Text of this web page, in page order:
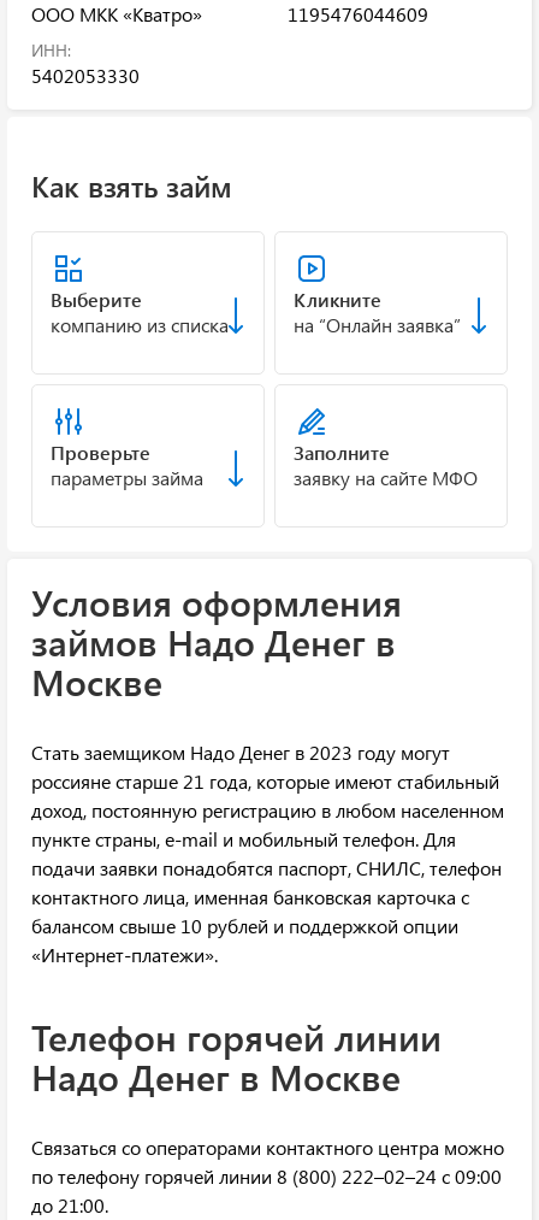
ООО МКК «Кватро» 1195476044609
ИНН:
5402053330
Как взять займ
Выберите
компанию из списка
Кликните
на “Онлайн заявка”
Проверьте
параметры займа
Заполните
заявку на сайте МФО
Условия оформления
займов Надо Денег в
Москве
Стать заемщиком Надо Денег в 2023 году могут
россияне старше 21 года, которые имеют стабильный
доход, постоянную регистрацию в любом населенном
пункте страны, e-mail и мобильный телефон. Для
подачи заявки понадобятся паспорт, СНИЛС, телефон
контактного лица, именная банковская карточка с
балансом свыше 10 рублей и поддержкой опции
«Интернет-платежи».
Телефон горячей линии
Надо Денег в Москве
Связаться со операторами контактного центра можно
по телефону горячей линии 8 (800) 222–02–24 с 09:00
до 21:00.